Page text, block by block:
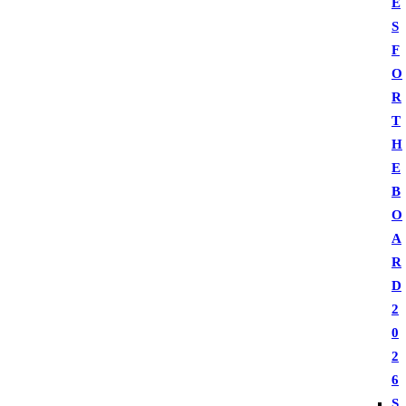
S
F
O
R
T
H
E
B
O
A
R
D
2
0
2
6
S